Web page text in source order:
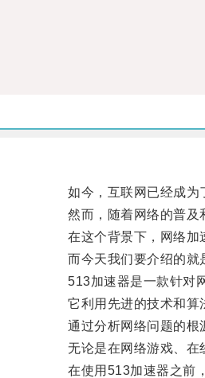
如今，互联网已经成为
然而，随着网络的普及和
在这个背景下，网络加速
而今天我们要介绍的就
513加速器是一款针对网
它利用先进的技术和算法
通过分析网络问题的根源
无论是在网络游戏、在线
在使用513加速器之前，